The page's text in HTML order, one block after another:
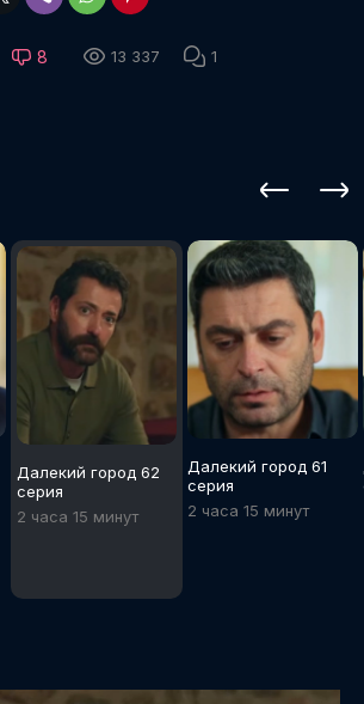
8 13 337 1
Далекий город 62
серия
2 часа 15 минут
Далекий город 61
серия
2 часа 15 минут